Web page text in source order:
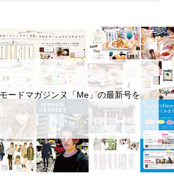
ードマガジンヌ「Me」の最新号を